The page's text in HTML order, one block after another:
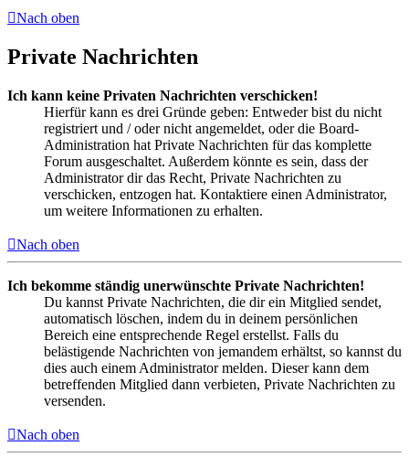
Nach oben
Private Nachrichten
Ich kann keine Privaten Nachrichten verschicken!
Hierfür kann es drei Gründe geben: Entweder bist du nicht
registriert und / oder nicht angemeldet, oder die Board-
Administration hat Private Nachrichten für das komplette
Forum ausgeschaltet. Außerdem könnte es sein, dass der
Administrator dir das Recht, Private Nachrichten zu
verschicken, entzogen hat. Kontaktiere einen Administrator,
um weitere Informationen zu erhalten.
Nach oben
Ich bekomme ständig unerwünschte Private Nachrichten!
Du kannst Private Nachrichten, die dir ein Mitglied sendet,
automatisch löschen, indem du in deinem persönlichen
Bereich eine entsprechende Regel erstellst. Falls du
belästigende Nachrichten von jemandem erhältst, so kannst du
dies auch einem Administrator melden. Dieser kann dem
betreffenden Mitglied dann verbieten, Private Nachrichten zu
versenden.
Nach oben